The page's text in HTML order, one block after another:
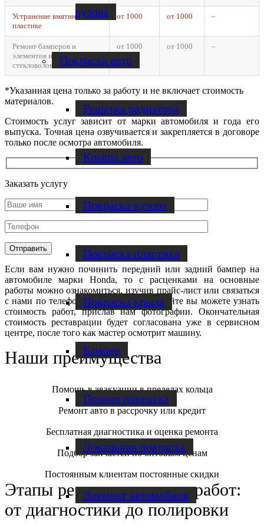
кузова
Покраска авто
Решетка радиатора
Крыша авто
Покраска кузова
Покраска пластика
Покраска крыла
Бампер
Полная покраска
Локальная покраска
Элемент автомобиля
Устранение вмятин на
пластике
от 1000 от 1000 –
Ремонт бамперов и
элементов из
стекловолокна
от 1000 от 1000 –
*Указанная цена только за работу и не включает стоимость
материалов.
Стоимость услуг зависит от марки автомобиля и года его
выпуска. Точная цена озвучивается и закрепляется в договоре
только после осмотра автомобиля.
Заказать услугу
Если вам нужно починить передний или задний бампер на
автомобиле марки Honda, то с расценками на основные
работы можно ознакомиться, изучив прайс-лист или связаться
с нами по телефону. Также на нашем сайте вы можете узнать
стоимость работ, прислав нам фотографии. Окончательная
стоимость реставрации будет согласована уже в сервисном
центре, после того как мастер осмотрит машину.
Наши преимущества
Помощь в эвакуации в пределах кольца
Ремонт авто в рассрочку или кредит
Бесплатная диагностика и оценка ремонта
Подбор запчастей по оптовым ценам
Постоянным клиентам постоянные скидки
Этапы реставрационных работ:
от диагностики до полировки